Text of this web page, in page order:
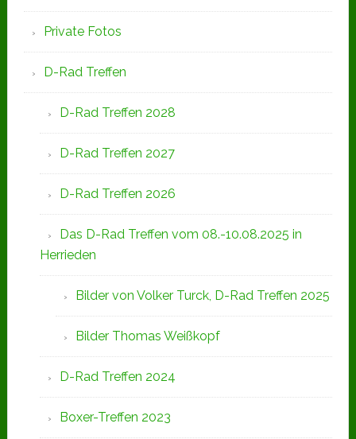
Private Fotos
D-Rad Treffen
D-Rad Treffen 2028
D-Rad Treffen 2027
D-Rad Treffen 2026
Das D-Rad Treffen vom 08.-10.08.2025 in
Herrieden
Bilder von Volker Turck, D-Rad Treffen 2025
Bilder Thomas Weißkopf
D-Rad Treffen 2024
Boxer-Treffen 2023